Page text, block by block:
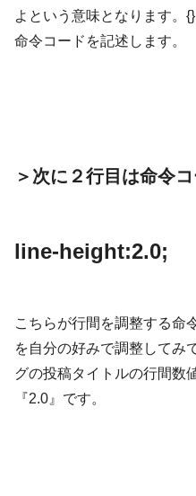
よという意味となります。
命令コードを記述します。
＞次に２行目は命令
line-height:2.0;
こちらが行間を調整する命
を自分の好みで調整してみ
グの投稿タイトルの行間数
『2.0』です。